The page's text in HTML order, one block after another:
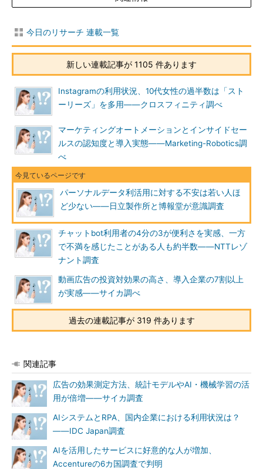
今日のリサーチ 連載一覧
新しい連載記事が 1105 件あります
Instagramの利用状況、10代女性の過半数は「スト
ーリーズ」を多用――クロスフィニティ調べ
マーケティングオートメーションとインサイドセー
ルスの認知度と導入実態――Marketing-Robotics調
べ
パーソナルデータ利活用に対する不安は若い人ほ
ど少ない――日立製作所と博報堂が意識調査
チャットbot利用者の4分の3が便利さを実感、一方
で不満を感じたことがある人も約半数――NTTレゾ
ナント調査
動画広告の投資対効果の高さ、導入企業の7割以上
が実感――サイカ調べ
過去の連載記事が 319 件あります
関連記事
広告の効果測定方法、統計モデルやAI・機械学習の活
用が倍増――サイカ調査
AIシステムとRPA、国内企業における利用状況は？
――IDC Japan調査
AIを活用したサービスに好意的な人が増加、
Accentureの6カ国調査で判明